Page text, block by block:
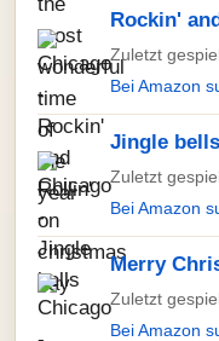
Rockin'
Zuletzt
Bei Amazon
Jingle bells
Zuletzt
Bei Amazon
Merry
Zuletzt
Bei Amazon